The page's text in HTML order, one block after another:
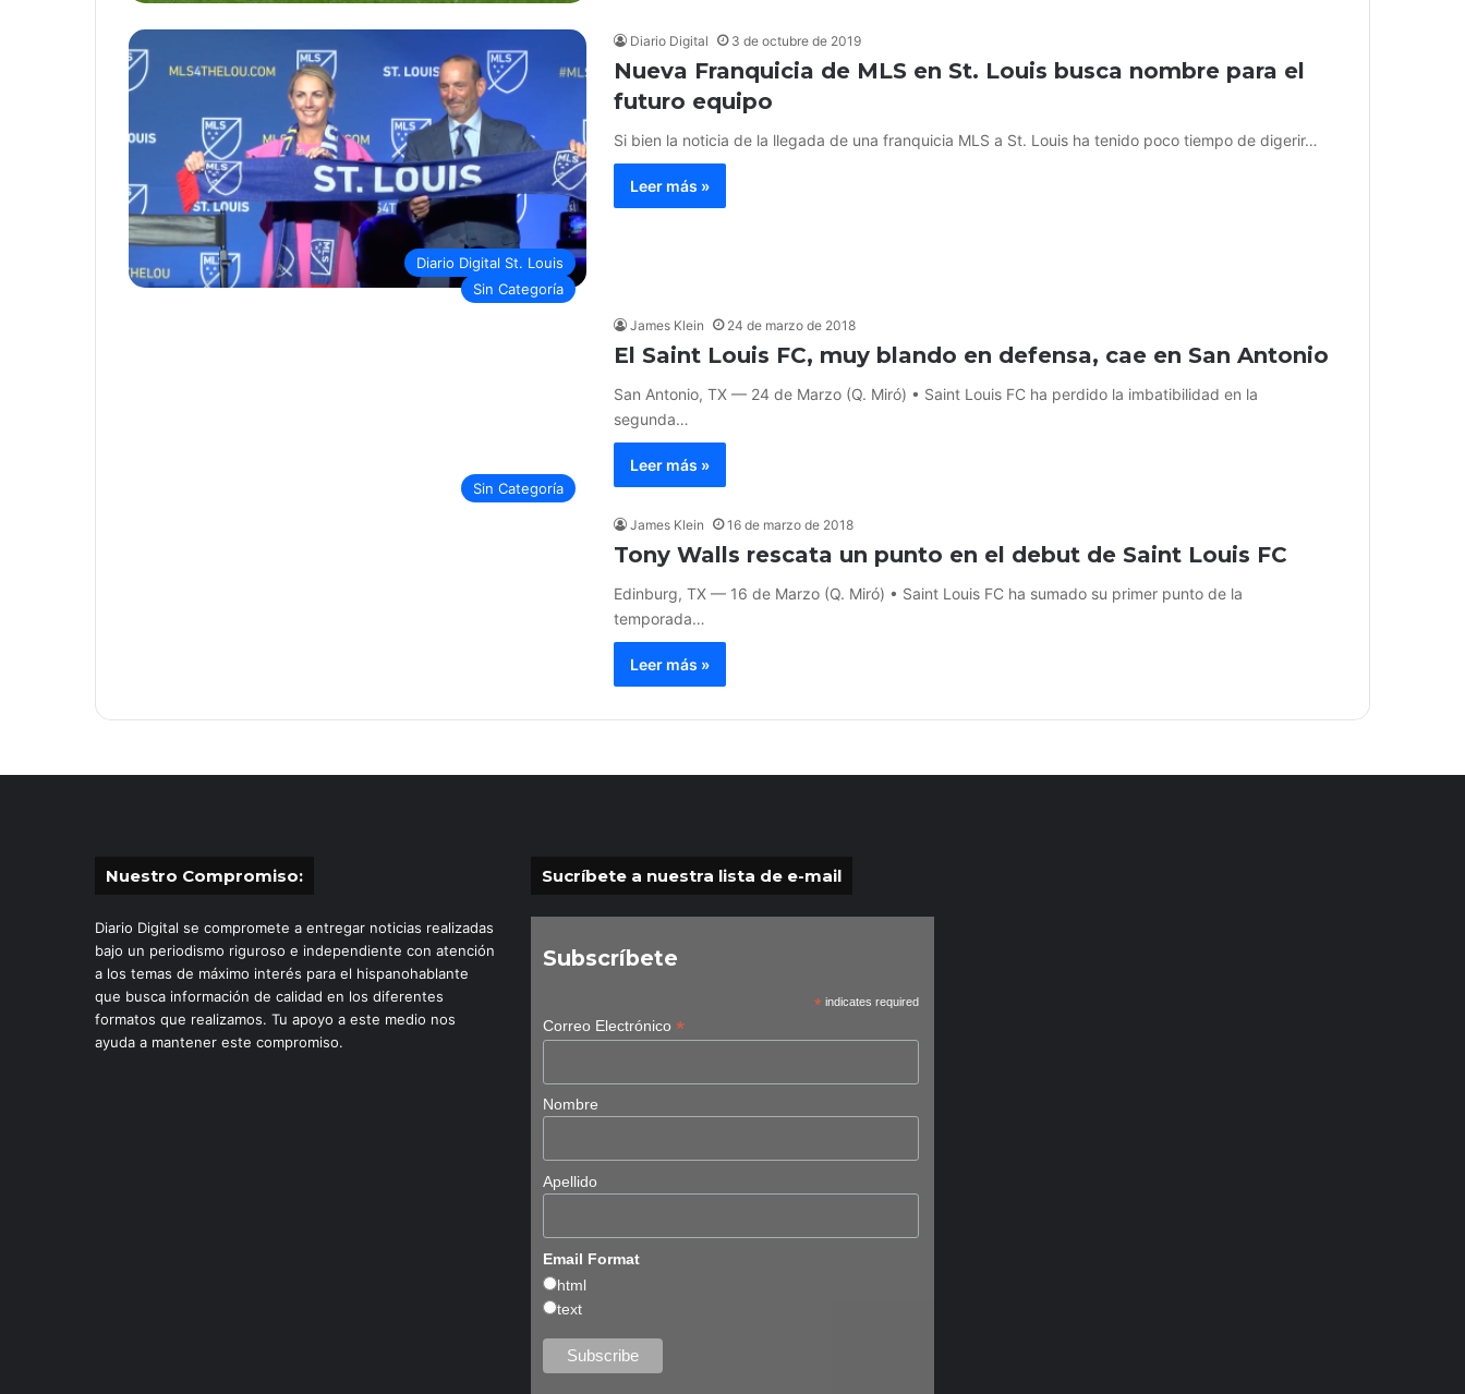
Diario Digital St. Louis
Diario Digital 3 de octubre de 2019
Nueva Franquicia de MLS en St. Louis busca nombre para el
futuro equipo
Si bien la noticia de la llegada de una franquicia MLS a St. Louis ha tenido poco tiempo de digerir…
Leer más »
Sin Categoría
James Klein 24 de marzo de 2018
El Saint Louis FC, muy blando en defensa, cae en San Antonio
San Antonio, TX — 24 de Marzo (Q. Miró) • Saint Louis FC ha perdido la imbatibilidad en la
segunda…
Leer más »
Sin Categoría
James Klein 16 de marzo de 2018
Tony Walls rescata un punto en el debut de Saint Louis FC
Edinburg, TX — 16 de Marzo (Q. Miró) • Saint Louis FC ha sumado su primer punto de la
temporada…
Leer más »
Nuestro Compromiso:
Diario Digital se compromete a entregar noticias realizadas
bajo un periodismo riguroso e independiente con atención
a los temas de máximo interés para el hispanohablante
que busca información de calidad en los diferentes
formatos que realizamos. Tu apoyo a este medio nos
ayuda a mantener este compromiso.
Sucríbete a nuestra lista de e-mail
Subscríbete
* indicates required
Correo Electrónico*
Nombre
Apellido
Email Format
html
text